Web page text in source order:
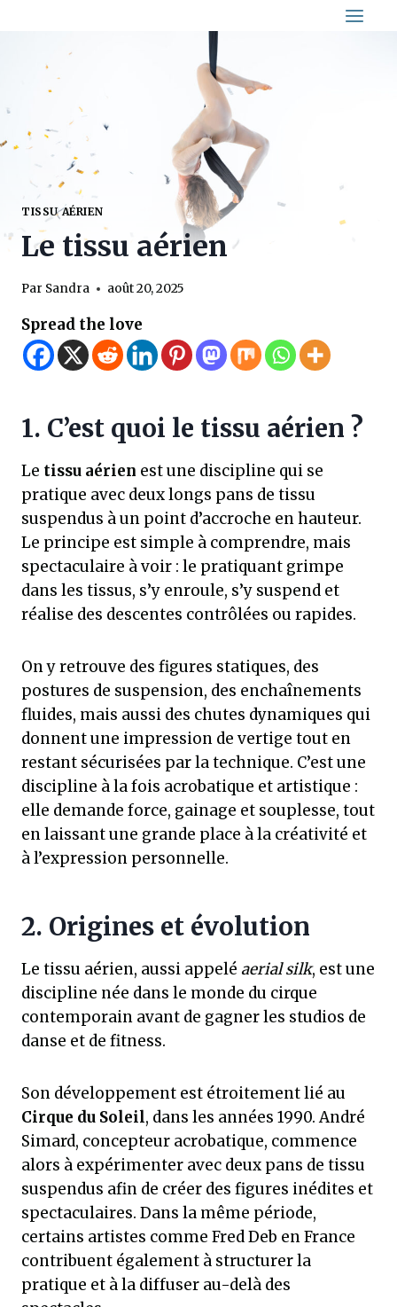
TISSU AÉRIEN
Le tissu aérien
Par Sandra août 20, 2025
Spread the love
1. C’est quoi le tissu aérien ?
Le tissu aérien est une discipline qui se
pratique avec deux longs pans de tissu
suspendus à un point d’accroche en hauteur.
Le principe est simple à comprendre, mais
spectaculaire à voir : le pratiquant grimpe
dans les tissus, s’y enroule, s’y suspend et
réalise des descentes contrôlées ou rapides.
On y retrouve des figures statiques, des
postures de suspension, des enchaînements
fluides, mais aussi des chutes dynamiques qui
donnent une impression de vertige tout en
restant sécurisées par la technique. C’est une
discipline à la fois acrobatique et artistique :
elle demande force, gainage et souplesse, tout
en laissant une grande place à la créativité et
à l’expression personnelle.
2. Origines et évolution
Le tissu aérien, aussi appelé aerial silk, est une
discipline née dans le monde du cirque
contemporain avant de gagner les studios de
danse et de fitness.
Son développement est étroitement lié au
Cirque du Soleil, dans les années 1990. André
Simard, concepteur acrobatique, commence
alors à expérimenter avec deux pans de tissu
suspendus afin de créer des figures inédites et
spectaculaires. Dans la même période,
certains artistes comme Fred Deb en France
contribuent également à structurer la
pratique et à la diffuser au-delà des